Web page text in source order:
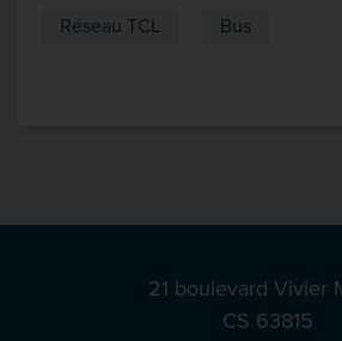
Réseau TCL Bus
21 boulevard Vivier
CS 63815